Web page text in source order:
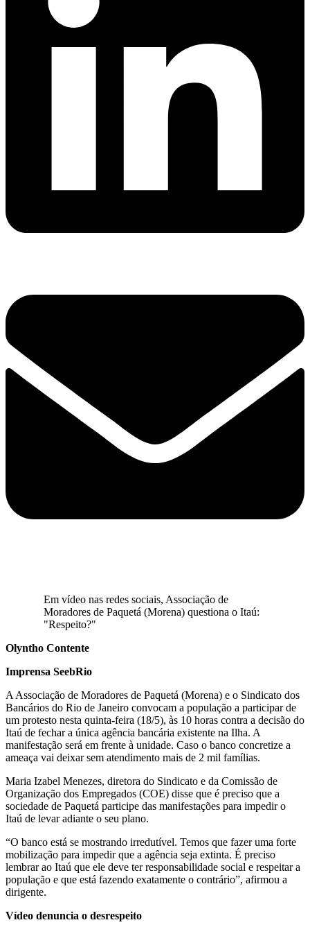
Em vídeo nas redes sociais, Associação de
Moradores de Paquetá (Morena) questiona o Itaú:
"Respeito?"
Olyntho Contente
Imprensa SeebRio
A Associação de Moradores de Paquetá (Morena) e o Sindicato dos
Bancários do Rio de Janeiro convocam a população a participar de
um protesto nesta quinta-feira (18/5), às 10 horas contra a decisão do
Itaú de fechar a única agência bancária existente na Ilha. A
manifestação será em frente à unidade. Caso o banco concretize a
ameaça vai deixar sem atendimento mais de 2 mil famílias.
Maria Izabel Menezes, diretora do Sindicato e da Comissão de
Organização dos Empregados (COE) disse que é preciso que a
sociedade de Paquetá participe das manifestações para impedir o
Itaú de levar adiante o seu plano.
“O banco está se mostrando irredutível. Temos que fazer uma forte
mobilização para impedir que a agência seja extinta. É preciso
lembrar ao Itaú que ele deve ter responsabilidade social e respeitar a
população e que está fazendo exatamente o contrário”, afirmou a
dirigente.
Vídeo denuncia o desrespeito